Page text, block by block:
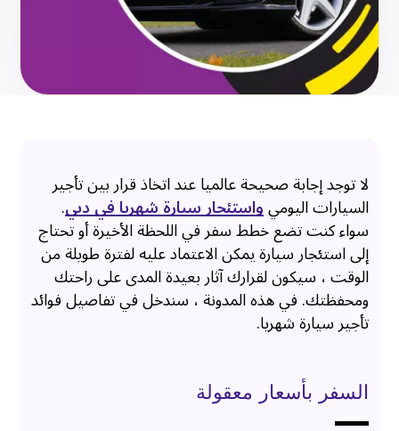
لا توجد إجابة صحيحة عالميا عند اتخاذ قرار بين تأجير
السيارات اليوميواستئجار سيارة شهريا في دبي.
سواء كنت تضع خطط سفر في اللحظة الأخيرة أو تحتاج
إلى استئجار سيارة يمكن الاعتماد عليه لفترة طويلة من
الوقت ، سيكون لقرارك آثار بعيدة المدى على راحتك
ومحفظتك. في هذه المدونة ، سندخل في تفاصيل فوائد
تأجير سيارة شهريا.
السفر بأسعار معقولة